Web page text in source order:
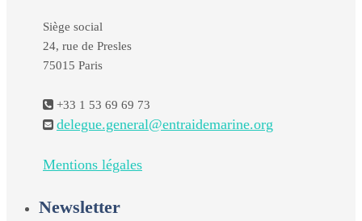
Siège social
24, rue de Presles
75015 Paris
+33 1 53 69 69 73
delegue.general@entraidemarine.org
Mentions légales
Newsletter